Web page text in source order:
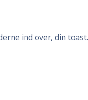
ind over, din toast.